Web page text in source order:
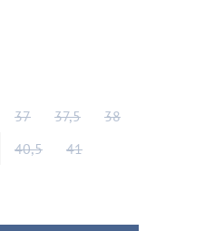
37 37,5
38
40,5
41